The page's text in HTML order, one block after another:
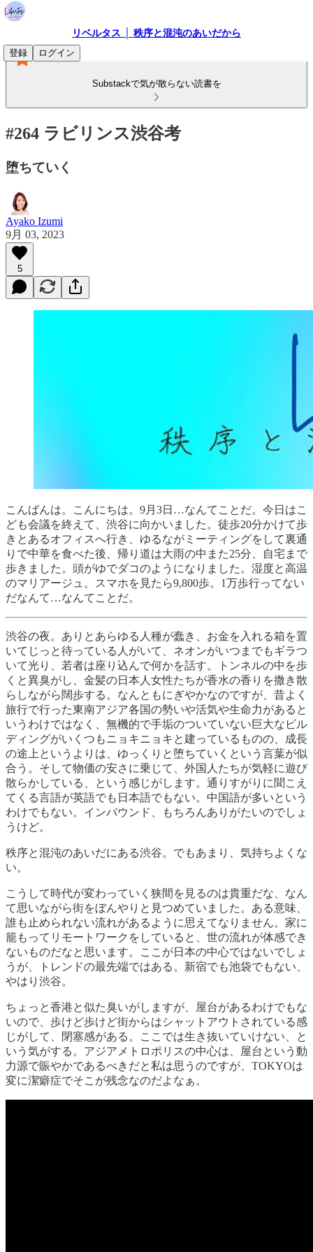
リベルタス │ 秩序と混沌のあいだから
登録
ログイン
Substackで気が散らない読書を
#264 ラビリンス渋谷考
堕ちていく
Ayako Izumi
9月 03, 2023
5
こんばんは。こんにちは。9月3日…なんてことだ。今日はこ
ども会議を終えて、渋谷に向かいました。徒歩20分かけて歩
きとあるオフィスへ行き、ゆるながミーティングをして裏通
りで中華を食べた後、帰り道は大雨の中また25分、自宅まで
歩きました。頭がゆでダコのようになりました。湿度と高温
のマリアージュ。スマホを見たら9,800歩。1万歩行ってない
だなんて…なんてことだ。
渋谷の夜。ありとあらゆる人種が蠢き、お金を入れる箱を置
いてじっと待っている人がいて、ネオンがいつまでもギラつ
いて光り、若者は座り込んで何かを話す。トンネルの中を歩
くと異臭がし、金髪の日本人女性たちが香水の香りを撒き散
らしながら闊歩する。なんともにぎやかなのですが、昔よく
旅行で行った東南アジア各国の勢いや活気や生命力があると
いうわけではなく、無機的で手垢のついていない巨大なビル
ディングがいくつもニョキニョキと建っているものの、成長
の途上というよりは、ゆっくりと堕ちていくという言葉が似
合う。そして物価の安さに乗じて、外国人たちが気軽に遊び
散らかしている、という感じがします。通りすがりに聞こえ
てくる言語が英語でも日本語でもない。中国語が多いという
わけでもない。インバウンド、もちろんありがたいのでしょ
うけど。
秩序と混沌のあいだにある渋谷。でもあまり、気持ちよくな
い。
こうして時代が変わっていく狭間を見るのは貴重だな、なん
て思いながら街をぼんやりと見つめていました。ある意味、
誰も止められない流れがあるように思えてなりません。家に
籠もってリモートワークをしていると、世の流れが体感でき
ないものだなと思います。ここが日本の中心ではないでしょ
うが、トレンドの最先端ではある。新宿でも池袋でもない、
やはり渋谷。
ちょっと香港と似た臭いがしますが、屋台があるわけでもな
いので、歩けど歩けど街からはシャットアウトされている感
じがして、閉塞感がある。ここでは生き抜いていけない、と
いう気がする。アジアメトロポリスの中心は、屋台という動
力源で賑やかであるべきだと私は思うのですが、TOKYOは
変に潔癖症でそこが残念なのだよなぁ。